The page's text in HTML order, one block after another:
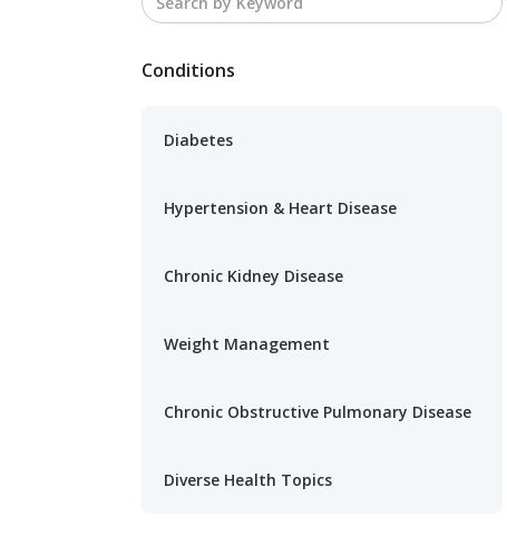
Conditions
Diabetes
Hypertension & Heart Disease
Chronic Kidney Disease
Weight Management
Chronic Obstructive Pulmonary Disease
Diverse Health Topics